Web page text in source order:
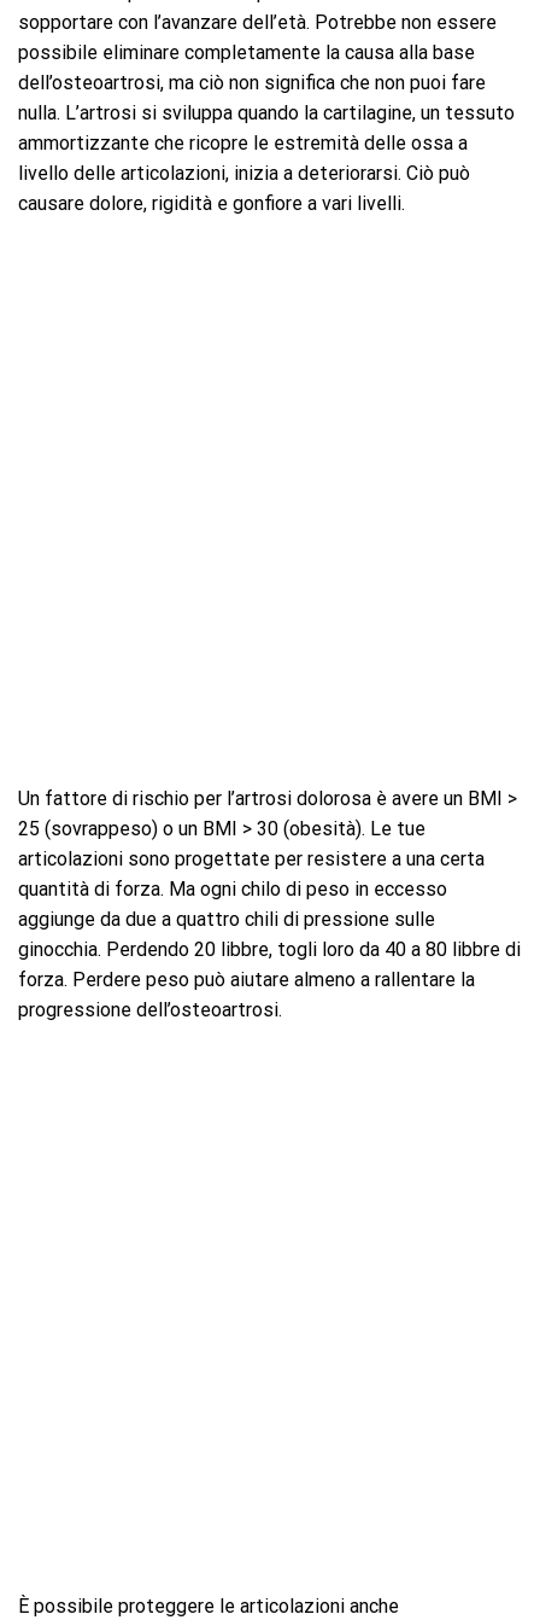
sopportare con l’avanzare dell’età. Potrebbe non essere
possibile eliminare completamente la causa alla base
dell’osteoartrosi, ma ciò non significa che non puoi fare
nulla. L’artrosi si sviluppa quando la cartilagine, un tessuto
ammortizzante che ricopre le estremità delle ossa a
livello delle articolazioni, inizia a deteriorarsi. Ciò può
causare dolore, rigidità e gonfiore a vari livelli.
Un fattore di rischio per l’artrosi dolorosa è avere un BMI >
25 (sovrappeso) o un BMI > 30 (obesità). Le tue
articolazioni sono progettate per resistere a una certa
quantità di forza. Ma ogni chilo di peso in eccesso
aggiunge da due a quattro chili di pressione sulle
ginocchia. Perdendo 20 libbre, togli loro da 40 a 80 libbre di
forza. Perdere peso può aiutare almeno a rallentare la
progressione dell’osteoartrosi.
È possibile proteggere le articolazioni anche